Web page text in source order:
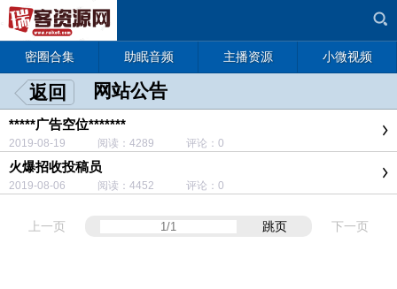
密圈合集 助眠音频 主播资源 小微视频
返回 网站公告
*****广告空位*******
2019-08-19 阅读：4289 评论：0
火爆招收投稿员
2019-08-06 阅读：4452 评论：0
上一页 跳页 下一页